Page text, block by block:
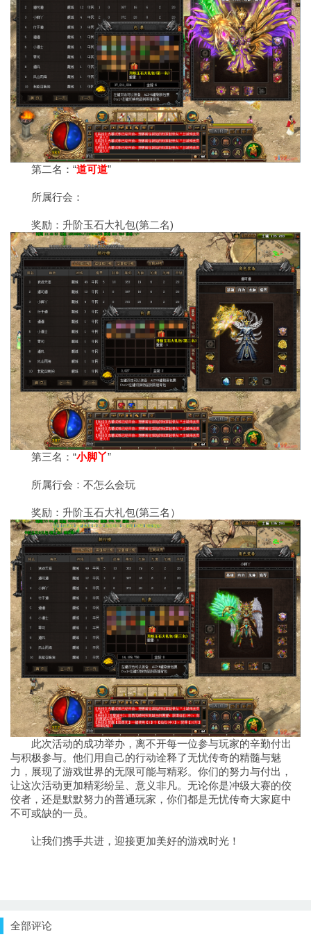
第二名：“道可道”
所属行会：
奖励：升阶玉石大礼包(第二名)
第三名：“小脚丫”
所属行会：不怎么会玩
奖励：升阶玉石大礼包(第三名）
此次活动的成功举办，离不开每一位参与玩家的辛勤付出
与积极参与。他们用自己的行动诠释了无忧传奇的精髓与魅
力，展现了游戏世界的无限可能与精彩。你们的努力与付出，
让这次活动更加精彩纷呈、意义非凡。无论你是冲级大赛的佼
佼者，还是默默努力的普通玩家，你们都是无忧传奇大家庭中
不可或缺的一员。
让我们携手共进，迎接更加美好的游戏时光！
全部评论